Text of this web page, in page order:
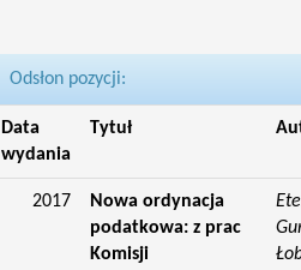
Odsłon pozycji:
Data
wydania
Tytuł
2017
Nowa ordynacja
podatkowa: z prac
Komisji